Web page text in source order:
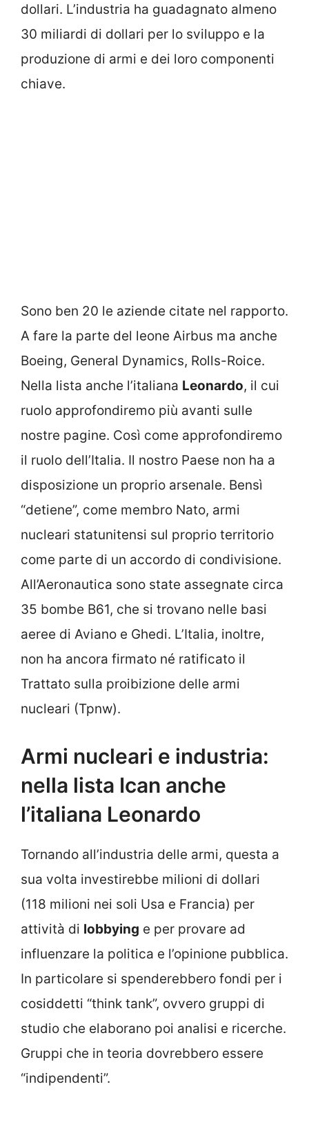
dollari. L’industria ha guadagnato almeno
30 miliardi di dollari per lo sviluppo e la
produzione di armi e dei loro componenti
chiave.
Sono ben 20 le aziende citate nel rapporto.
A fare la parte del leone Airbus ma anche
Boeing, General Dynamics, Rolls-Roice.
Nella lista anche l’italiana Leonardo, il cui
ruolo approfondiremo più avanti sulle
nostre pagine. Così come approfondiremo
il ruolo dell’Italia. Il nostro Paese non ha a
disposizione un proprio arsenale. Bensì
“detiene”, come membro Nato, armi
nucleari statunitensi sul proprio territorio
come parte di un accordo di condivisione.
All’Aeronautica sono state assegnate circa
35 bombe B61, che si trovano nelle basi
aeree di Aviano e Ghedi. L’Italia, inoltre,
non ha ancora firmato né ratificato il
Trattato sulla proibizione delle armi
nucleari (Tpnw).
Armi nucleari e industria:
nella lista Ican anche
l’italiana Leonardo
Tornando all’industria delle armi, questa a
sua volta investirebbe milioni di dollari
(118 milioni nei soli Usa e Francia) per
attività di lobbying e per provare ad
influenzare la politica e l’opinione pubblica.
In particolare si spenderebbero fondi per i
cosiddetti “think tank”, ovvero gruppi di
studio che elaborano poi analisi e ricerche.
Gruppi che in teoria dovrebbero essere
“indipendenti”.